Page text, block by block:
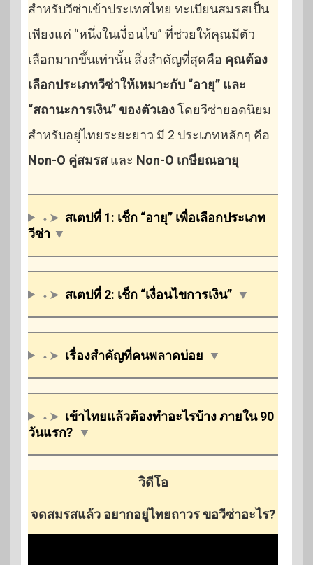
สำหรับวีซ่าเข้าประเทศไทย ทะเบียนสมรสเป็น
เพียงแค่ “หนึ่งในเงื่อนไข” ที่ช่วยให้คุณมีตัว
เลือกมากขึ้นเท่านั้น สิ่งสำคัญที่สุดคือ คุณต้อง
เลือกประเภทวีซ่าให้เหมาะกับ “อายุ” และ
“สถานะการเงิน” ของตัวเองโดยวีซ่ายอดนิยม
สำหรับอยู่ไทยระยะยาว มี 2 ประเภทหลักๆ คือ
Non-O คู่สมรสและ Non-O เกษียณอายุ
⬩➤ สเตปที่ 1: เช็ก “อายุ” เพื่อเลือกประเภท
วีซ่า ▼
⬩➤ สเตปที่ 2: เช็ก “เงื่อนไขการเงิน” ▼
⬩➤ เรื่องสำคัญที่คนพลาดบ่อย ▼
⬩➤ เข้าไทยแล้วต้องทำอะไรบ้าง ภายใน 90
วันแรก? ▼
วิดีโอ
จดสมรสแล้ว อยากอยู่ไทยถาวร ขอวีซ่าอะไร?